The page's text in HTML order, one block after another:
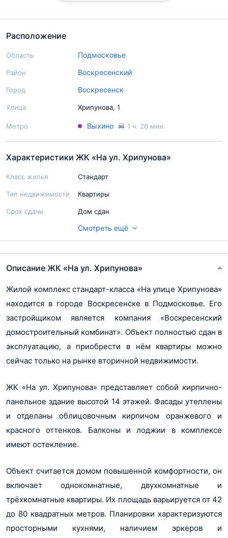
Расположение
Область Подмосковье
Район Воскресенский
Город Воскресенск
Улица Хрипунова, 1
Метро Выхино 1 ч. 26 мин.
Характеристики ЖК «На ул. Хрипунова»
Класс жилья Стандарт
Тип недвижимости Квартиры
Срок сдачи Дом сдан
Строительство завершено
Территория Не огорожена
территории
Балкон/Лоджия Есть
Форма продажи Продажи завершены
Ипотека Нет
Этажность 14
Отделка от
Без отделки
Смотреть ещё
Описание ЖК «На ул. Хрипунова»
Жилой комплекс стандарт-класса «На улице Хрипунова»
находится в городе Воскресенске в Подмосковье. Его
застройщиком является компания «Воскресенский
домостроительный комбинат». Объект полностью сдан в
эксплуатацию, а приобрести в нём квартиры можно
сейчас только на рынке вторичной недвижимости.
ЖК «На ул. Хрипунова» представляет собой кирпично-
панельное здание высотой 14 этажей. Фасады утеплены
и отделаны облицовочным кирпичом оранжевого и
красного оттенков. Балконы и лоджии в комплексе
имеют остекление.
Объект считается домом повышенной комфортности, он
включает однокомнатные, двухкомнатные и
трёхкомнатные квартиры. Их площадь варьируется от 42
до 80 квадратных метров. Планировки характеризуются
просторными кухнями, наличием эркеров и